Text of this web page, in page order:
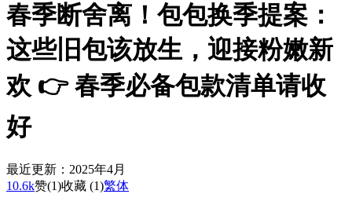
春季断舍离！包包换季提案：
这些旧包该放生，迎接粉嫩新
欢 👉 春季必备包款清单请收
好
最近更新：2025年4月
10.6k赞(1)收藏 (1)繁体